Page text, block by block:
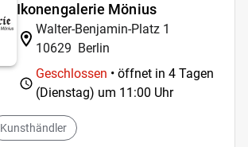
Ikonengalerie Mönius
Walter-Benjamin-Platz 1
10629 Berlin
Geschlossen • öffnet in 4 Tagen
(Dienstag) um 11:00 Uhr
Kunsthändler